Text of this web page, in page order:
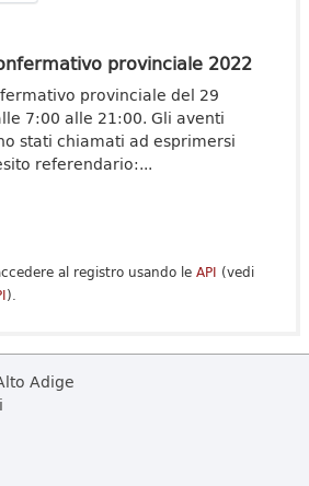
provinciale 2022
provinciale del 29
7:00 alle 21:00. Gli aventi
stati chiamati ad esprimersi
referendario:...
al registro usando le API (vedi
).
Adige